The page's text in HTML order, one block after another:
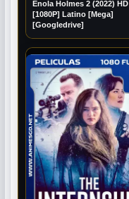
Enola Holmes 2 (2022) HD
[1080P] Latino [Mega]
[Googledrive]